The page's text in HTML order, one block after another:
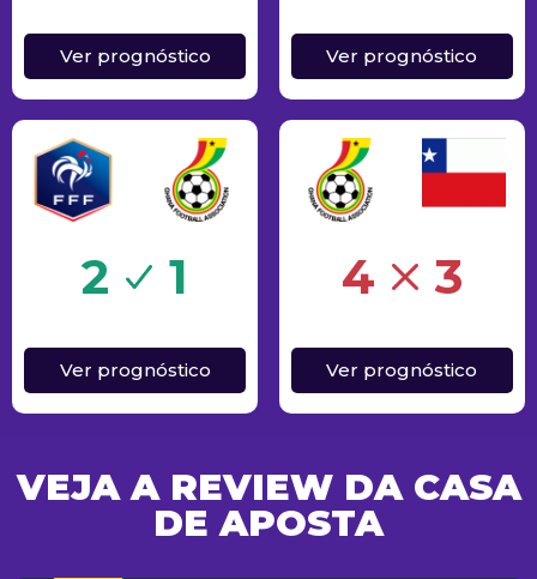
Ver prognóstico Ver prognóstico
2 1
Ver prognóstico
4
Erro 3
Ver prognóstico
VEJA A REVIEW DA CASA
DE APOSTA